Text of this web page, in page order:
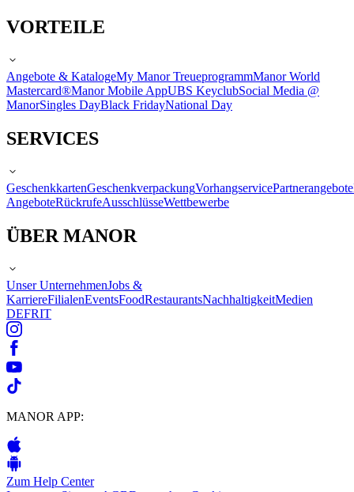
VORTEILE
Angebote & KatalogeMy Manor TreueprogrammManor World
Mastercard®Manor Mobile AppUBS KeyclubSocial Media @
ManorSingles DayBlack FridayNational Day
SERVICES
GeschenkkartenGeschenkverpackungVorhangservicePartnerangebote
AngeboteRückrufeAusschlüsseWettbewerbe
ÜBER MANOR
Unser UnternehmenJobs &
KarriereFilialenEventsFoodRestaurantsNachhaltigkeitMedien
DEFRIT
MANOR APP:
Zum Help Center